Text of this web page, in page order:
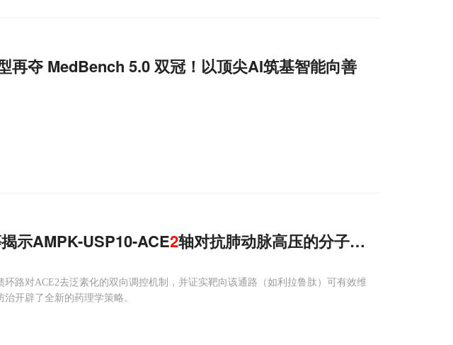
再夺 MedBench 5.0 双冠！以顶尖AI筑基智能向善
示AMPK-USP10-ACE2轴对抗肺动脉高压的分子机制
环路对ACE2去泛素化的双向调控机制，并证实靶向该通路（如利拉鲁肽）可有效维
开辟了全新的药理学策略。